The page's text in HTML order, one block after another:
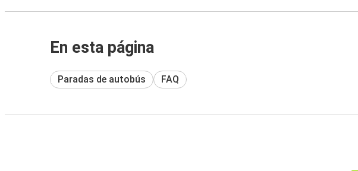
En esta página
Paradas de autobús FAQ